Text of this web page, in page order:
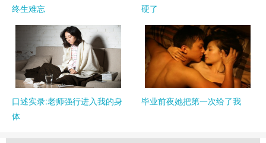
终生难忘
硬了
口述实录:老师强行进入我的身
体
毕业前夜她把第一次给了我